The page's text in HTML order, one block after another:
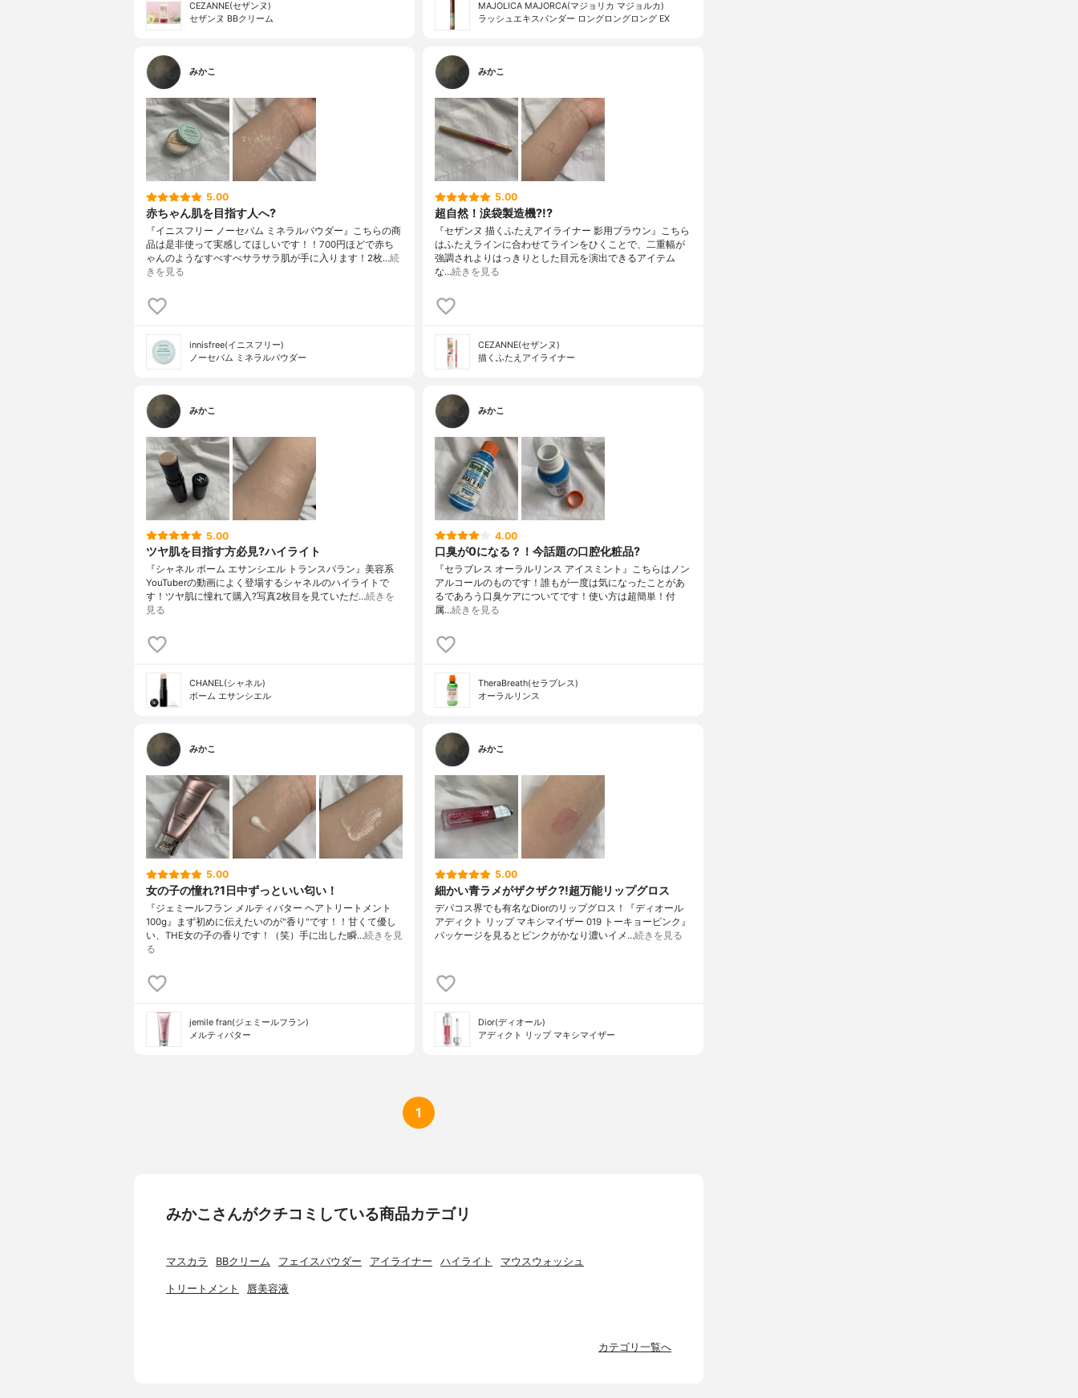
CEZANNE(セザンヌ)
セザンヌ BBクリーム
MAJOLICA MAJORCA(マジョリカ マジョルカ)
ラッシュエキスパンダー ロングロングロング EX
みかこ
5.00
赤ちゃん肌を目指す人へ?
『イニスフリー ノーセバム ミネラルパウダー』こちらの商
品は是非使って実感してほしいです！！700円ほどで赤ち
ゃんのようなすべすべサラサラ肌が手に入ります！2枚…続
きを見る
innisfree(イニスフリー)
ノーセバム ミネラルパウダー
みかこ
5.00
超自然！涙袋製造機?!?
『セザンヌ 描くふたえアイライナー 影用ブラウン』こちら
はふたえラインに合わせてラインをひくことで、二重幅が
強調されよりはっきりとした目元を演出できるアイテム
な…続きを見る
CEZANNE(セザンヌ)
描くふたえアイライナー
みかこ
5.00
ツヤ肌を目指す方必見?ハイライト
『シャネル ボーム エサンシエル トランスパラン』美容系
YouTuberの動画によく登場するシャネルのハイライトで
す！ツヤ肌に憧れて購入?写真2枚目を見ていただ…続きを
見る
CHANEL(シャネル)
ボーム エサンシエル
みかこ
4.00
口臭が0になる？！今話題の口腔化粧品?
『セラブレス オーラルリンス アイスミント』こちらはノン
アルコールのものです！誰もが一度は気になったことがあ
るであろう口臭ケアについてです！使い方は超簡単！付
属…続きを見る
TheraBreath(セラブレス)
オーラルリンス
みかこ
5.00
女の子の憧れ?1日中ずっといい匂い！
『ジェミールフラン メルティバター ヘアトリートメント
100g』まず初めに伝えたいのが"香り"です！！甘くて優し
い、THE女の子の香りです！（笑）手に出した瞬…続きを見
る
jemile fran(ジェミールフラン)
メルティバター
みかこ
5.00
細かい青ラメがザクザク⁈超万能リップグロス
デパコス界でも有名なDiorのリップグロス！『ディオール
アディクト リップ マキシマイザー 019 トーキョーピンク』
パッケージを見るとピンクがかなり濃いイメ…続きを見る
Dior(ディオール)
アディクト リップ マキシマイザー
1
みかこさんがクチコミしている商品カテゴリ
マスカラ BBクリーム フェイスパウダー アイライナー ハイライト マウスウォッシュ
トリートメント 唇美容液
カテゴリ一覧へ